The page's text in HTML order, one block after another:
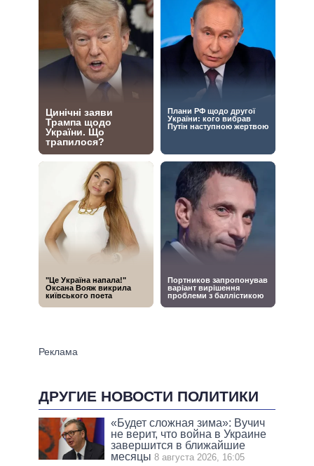
ДРУГИЕ НОВОСТИ ПОЛИТИКИ
«Будет сложная зима»: Вучич
не верит, что война в Украине
завершится в ближайшие
месяцы 8 августа 2026, 16:05